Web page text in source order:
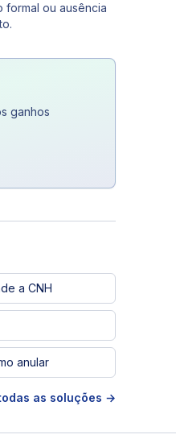
formal ou ausência
ganhos
a CNH
anular
as soluções →